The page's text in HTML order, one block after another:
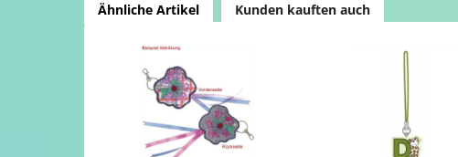
Ähnliche Artikel Kunden kauften auch